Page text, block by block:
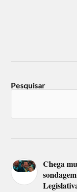
Pesquisar
Chega